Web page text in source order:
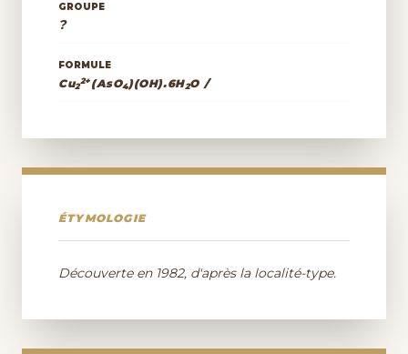
GROUPE
?
FORMULE
Cu2
2+(AsO4)(OH).6H2O /
ÉTYMOLOGIE
Découverte en 1982, d'après la localité-type.